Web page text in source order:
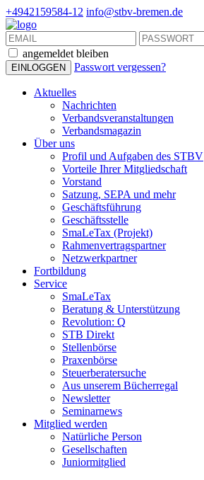
+4942159584-12 info@stbv-bremen.de
angemeldet bleiben
Passwort vergessen?
Aktuelles
Nachrichten
Verbandsveranstaltungen
Verbandsmagazin
Über uns
Profil und Aufgaben des STBV
Vorteile Ihrer Mitgliedschaft
Vorstand
Satzung, SEPA und mehr
Geschäftsführung
Geschäftsstelle
SmaLeTax (Projekt)
Rahmenvertragspartner
Netzwerkpartner
Fortbildung
Service
SmaLeTax
Beratung & Unterstützung
Revolution: Q
STB Direkt
Stellenbörse
Praxenbörse
Steuerberatersuche
Aus unserem Bücherregal
Newsletter
Seminarnews
Mitglied werden
Natürliche Person
Gesellschaften
Juniormitglied